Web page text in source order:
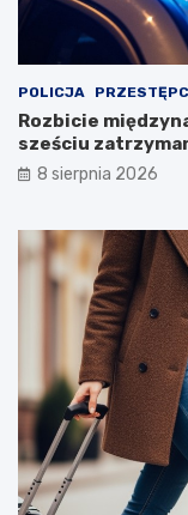
POLICJA
Rozbicie
sześciu
8 sierpnia 2026